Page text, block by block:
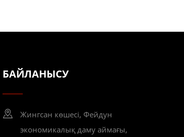
БАЙЛАНЫСУ
Жингсан көшесі, Фейдун
экономикалық даму аймағы,